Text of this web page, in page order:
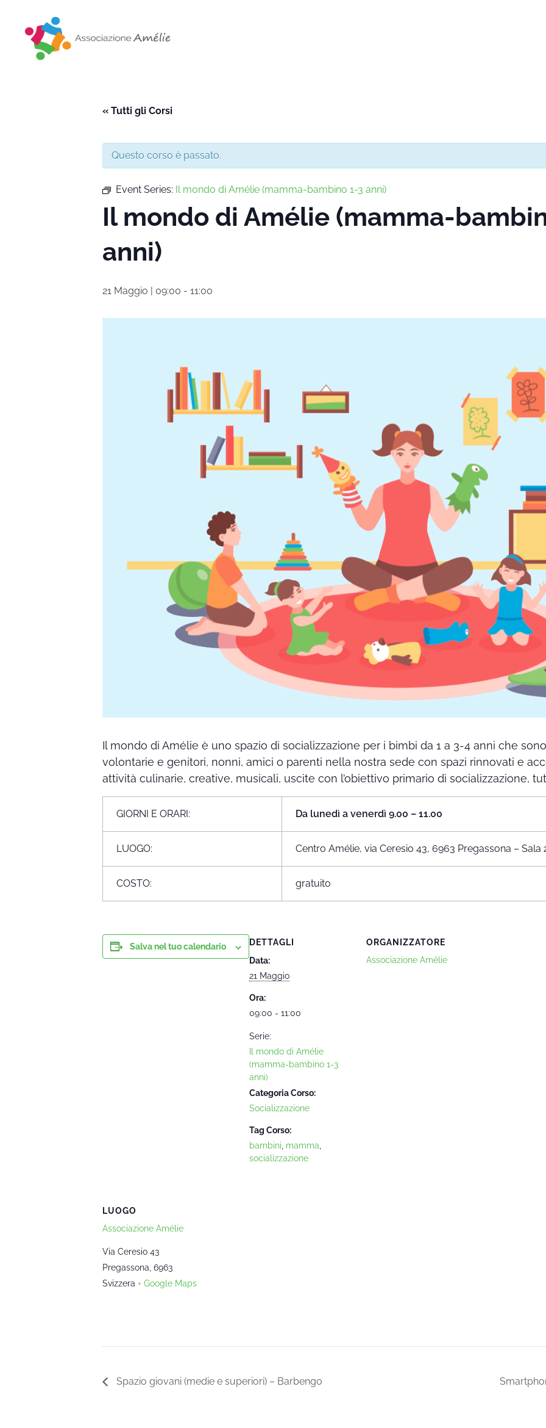
« Tutti gli Corsi
Questo corso è passato.
Event Series: Il mondo di Amélie (mamma-bambino 1-3 anni)
Il mondo di Amélie (mamma-
anni)
21 Maggio | 09:00 - 11:00
Il mondo di Amélie è uno spazio di socializzazione per i bimbi da 1 a 3-4 anni che
volontarie e genitori, nonni, amici o parenti nella nostra sede con spazi rinnovati e
attività culinarie, creative, musicali, uscite con l’obiettivo primario di socializzazione,
GIORNI E ORARI: Da lunedì a venerdì 9.00 – 11.00
LUOGO: Centro Amélie, via Ceresio 43, 6963 Pregassona – Sala
COSTO: gratuito
Salva nel tuo calendario
DETTAGLI
Data:
21 Maggio
Ora:
09:00 - 11:00
Serie:
Il mondo di Amélie
(mamma-bambino 1-3
anni)
Categoria Corso:
Socializzazione
Tag Corso:
bambini mamma
socializzazione
ORGANIZZATORE
Associazione Amélie
LUOGO
Associazione Amélie
Via Ceresio 43
Pregassona 6963
Svizzera + Google Maps
Spazio giovani (medie e superiori) – Barbengo